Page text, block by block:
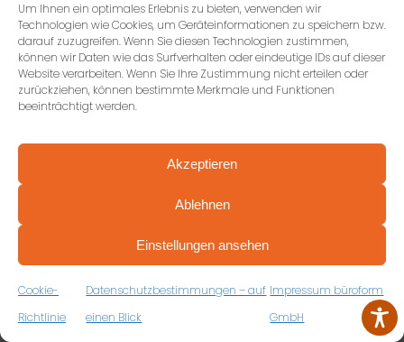
Um Ihnen ein optimales Erlebnis zu bieten, verwenden wir
Technologien wie Cookies, um Geräteinformationen zu speichern bzw.
darauf zuzugreifen. Wenn Sie diesen Technologien zustimmen,
können wir Daten wie das Surfverhalten oder eindeutige IDs auf dieser
Website verarbeiten. Wenn Sie Ihre Zustimmung nicht erteilen oder
zurückziehen, können bestimmte Merkmale und Funktionen
beeinträchtigt werden.
Akzeptieren
Ablehnen
Einstellungen ansehen
Cookie-
Richtlinie
Datenschutzbestimmungen – auf
einen Blick
Impressum büroform
GmbH
108 Rezensionen
vor 2 Jahren
Sehr guter Partner in Sachen Büroausstattung und
Holger Stolz
31 Rezensionen
VEREINBAREN SIE JETZT IHRE
KOSTENFREIE ERSTBERATUNG
ZUM RÜCKRUFFORMULAR